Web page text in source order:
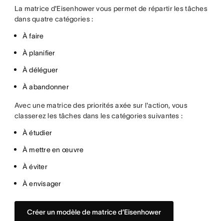
La matrice d'Eisenhower vous permet de répartir les tâches
dans quatre catégories :
À faire
À planifier
À déléguer
À abandonner
Avec une matrice des priorités axée sur l'action, vous
classerez les tâches dans les catégories suivantes :
À étudier
À mettre en œuvre
À éviter
À envisager
Créer un modèle de matrice d’Eisenhower